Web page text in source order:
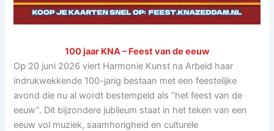
100 jaar KNA – Feest van de eeuw
Op 20 juni 2026 viert Harmonie Kunst na Arbeid haar
indrukwekkende 100-jarig bestaan met een feestelijke
avond die nu al wordt bestempeld als “het feest van de
eeuw”. Dit bijzondere jubileum staat in het teken van een
eeuw vol muziek, saamhorigheid en culturele